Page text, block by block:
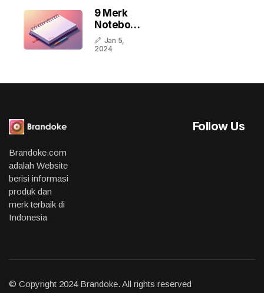
9 Merk
Notebook
Terbaik
Di
Jan 5,
2024
Brandoke.com
adalah Website
berisi informasi
produk dan
merk terbaik di
Indonesia
Follow Us
© Copyright 2024 Brandoke. All rights reserved